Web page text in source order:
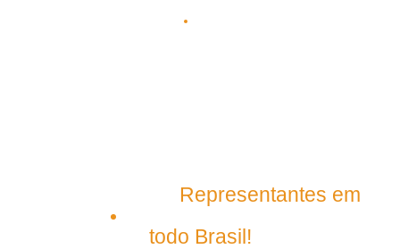
(98) 98145-9031
Representantes em
todo Brasil!